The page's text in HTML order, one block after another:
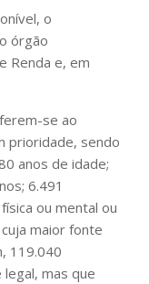
o
órgão
Renda e, em
se ao
prioridade, sendo
anos de idade;
6.491
ou mental ou
maior fonte
119.040
mas que